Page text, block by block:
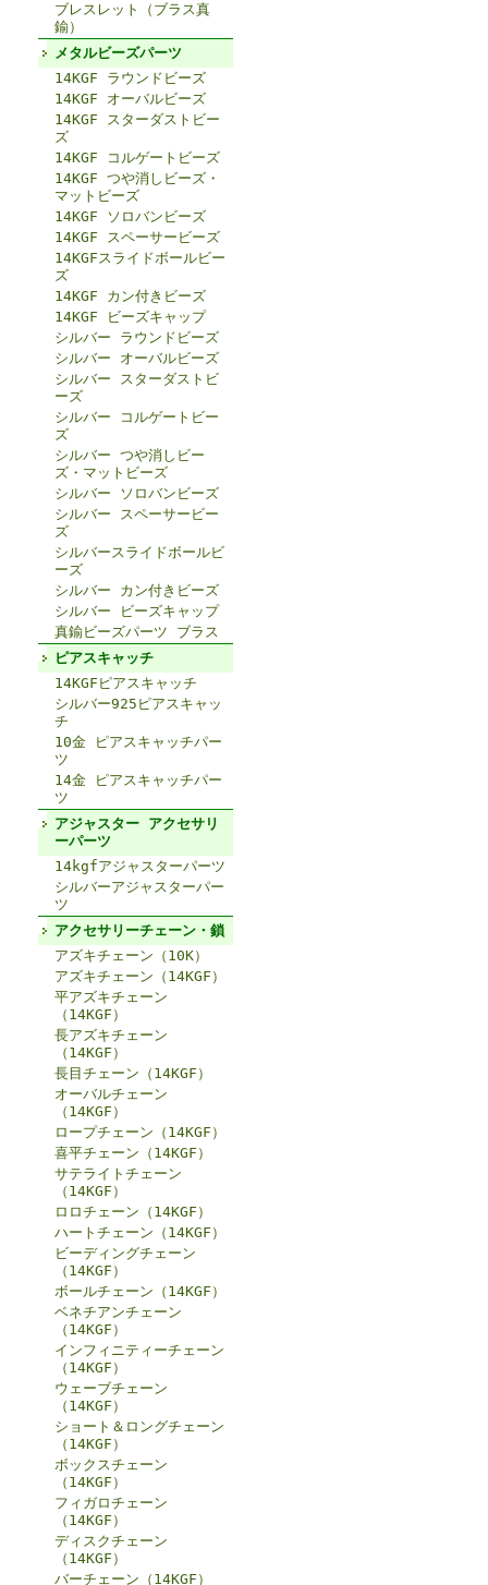
ブレスレット（ブラス真
鍮）
メタルビーズパーツ
14KGF ラウンドビーズ
14KGF オーバルビーズ
14KGF スターダストビー
ズ
14KGF コルゲートビーズ
14KGF つや消しビーズ・
マットビーズ
14KGF ソロバンビーズ
14KGF スペーサービーズ
14KGFスライドボールビー
ズ
14KGF カン付きビーズ
14KGF ビーズキャップ
シルバー ラウンドビーズ
シルバー オーバルビーズ
シルバー スターダストビ
ーズ
シルバー コルゲートビー
ズ
シルバー つや消しビー
ズ・マットビーズ
シルバー ソロバンビーズ
シルバー スペーサービー
ズ
シルバースライドボールビ
ーズ
シルバー カン付きビーズ
シルバー ビーズキャップ
真鍮ビーズパーツ ブラス
ピアスキャッチ
14KGFピアスキャッチ
シルバー925ピアスキャッ
チ
10金 ピアスキャッチパー
ツ
14金 ピアスキャッチパー
ツ
アジャスター アクセサリ
ーパーツ
14kgfアジャスターパーツ
シルバーアジャスターパー
ツ
アクセサリーチェーン・鎖
アズキチェーン（10K）
アズキチェーン（14KGF）
平アズキチェーン
（14KGF）
長アズキチェーン
（14KGF）
長目チェーン（14KGF）
オーバルチェーン
（14KGF）
ロープチェーン（14KGF）
喜平チェーン（14KGF）
サテライトチェーン
（14KGF）
ロロチェーン（14KGF）
ハートチェーン（14KGF）
ビーディングチェーン
（14KGF）
ボールチェーン（14KGF）
ベネチアンチェーン
（14KGF）
インフィニティーチェーン
（14KGF）
ウェーブチェーン
（14KGF）
ショート＆ロングチェーン
（14KGF）
ボックスチェーン
（14KGF）
フィガロチェーン
（14KGF）
ディスクチェーン
（14KGF）
バーチェーン（14KGF）